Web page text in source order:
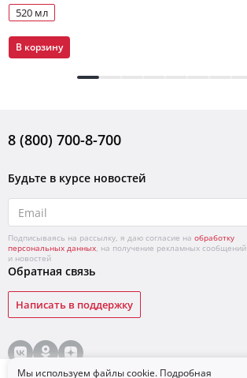
520 мл
В корзину
8 (800) 700-8-700
Будьте в курсе новостей
Подписываясь на рассылку, я даю согласие на обработку
персональных данных, на получение рекламных сообщений
и новостей
Обратная связь
Написать в поддержку
© «ЛУКОЙЛ»,2026 Условия продажи товаров
Мы используем файлы cookie. Подробная